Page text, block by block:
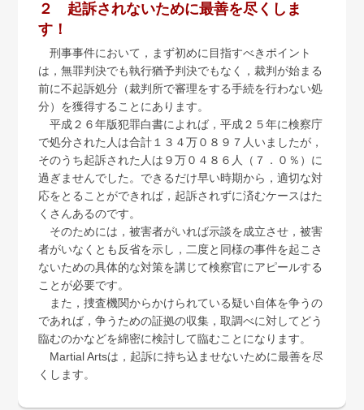
２ 起訴されないために最善を尽くしま
す！
刑事事件において，まず初めに目指すべきポイント
は，無罪判決でも執行猶予判決でもなく，裁判が始まる
前に不起訴処分（裁判所で審理をする手続を行わない処
分）を獲得することにあります。
平成２６年版犯罪白書によれば，平成２５年に検察庁
で処分された人は合計１３４万０８９７人いましたが，
そのうち起訴された人は９万０４８６人（７．０％）に
過ぎませんでした。できるだけ早い時期から，適切な対
応をとることができれば，起訴されずに済むケースはた
くさんあるのです。
そのためには，被害者がいれば示談を成立させ，被害
者がいなくとも反省を示し，二度と同様の事件を起こさ
ないための具体的な対策を講じて検察官にアピールする
ことが必要です。
また，捜査機関からかけられている疑い自体を争うの
であれば，争うための証拠の収集，取調べに対してどう
臨むのかなどを綿密に検討して臨むことになります。
Martial Artsは，起訴に持ち込ませないために最善を尽
くします。